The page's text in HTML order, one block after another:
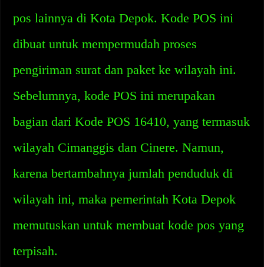
pos lainnya di Kota Depok. Kode POS ini
dibuat untuk mempermudah proses
pengiriman surat dan paket ke wilayah ini.
Sebelumnya, kode POS ini merupakan
bagian dari Kode POS 16410, yang termasuk
wilayah Cimanggis dan Cinere. Namun,
karena bertambahnya jumlah penduduk di
wilayah ini, maka pemerintah Kota Depok
memutuskan untuk membuat kode pos yang
terpisah.